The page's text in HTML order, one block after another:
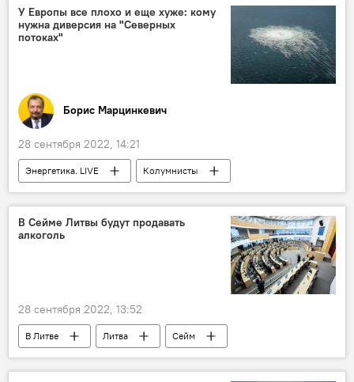
экономия энергии
У Европы все плохо и еще хуже: кому
нужна диверсия на "Северных
потоках"
Борис Марцинкевич
28 сентября 2022, 14:21
Энергетика. LIVE
Колумнисты
взрыв
"Северный поток – 2"
Северный поток
США
Украина
В Сейме Литвы будут продавать
алкоголь
28 сентября 2022, 13:52
В Литве Литва
Сейм
алкоголь
Рамунас Карбаускис